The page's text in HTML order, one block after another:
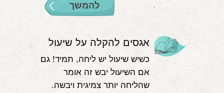
להמשך
אגסים להקלה על שיעול
כשיש שיעול יש ליחה, תמיד! גם
אם השיעול יבש זה אומר
שהליחה יותר צמיגית ויבשה.